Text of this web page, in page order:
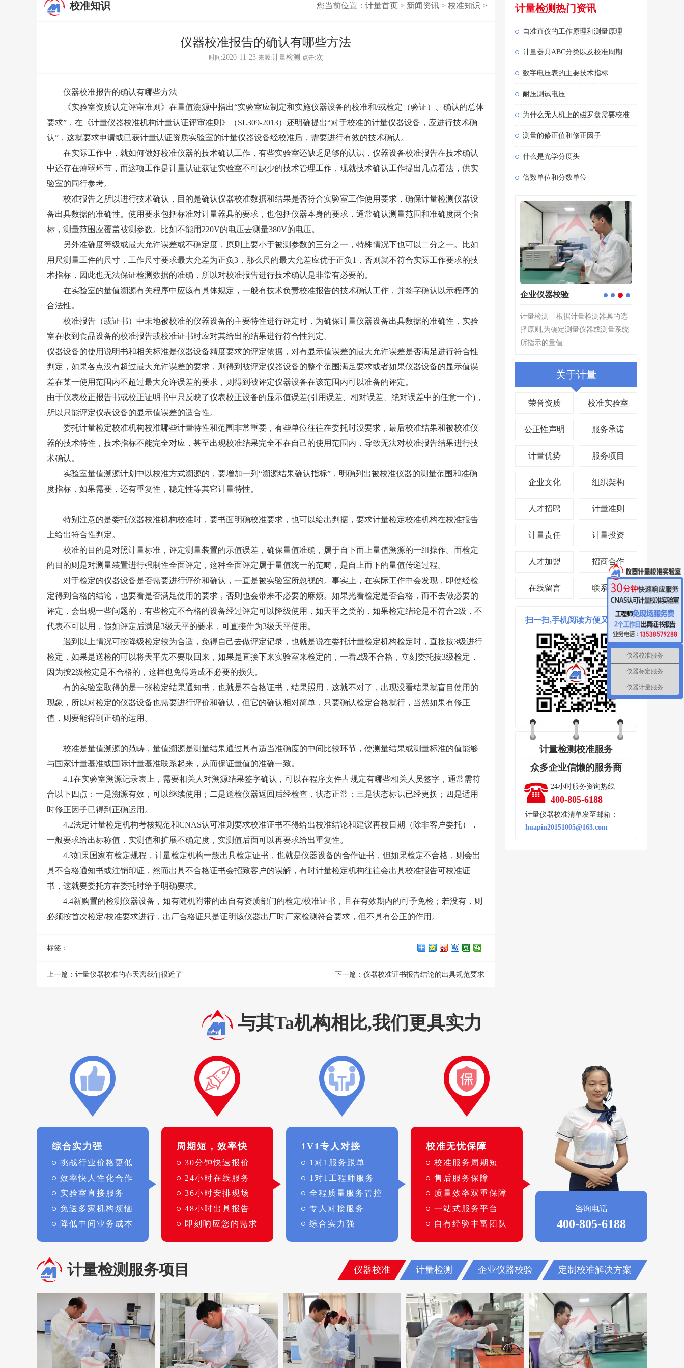
您当前位置： 计量首页 > 新闻资讯 > 校准知识 >
校准知识
仪器校准报告的确认有哪些方法
时间:2020-11-23 来源:计量检测 点击:次
仪器校准报告的确认有哪些方法
《实验室资质认定评审准则》在量值溯源中指出“实验室应制定和实施仪器设备的校准和/或检定（验证）、确认的总体
要求”，在《计量仪器校准机构计量认证评审准则》（SL309-2013）还明确提出“对于校准的计量仪器设备，应进行技术确
认”，这就要求申请或已获计量认证资质实验室的计量仪器设备经校准后，需要进行有效的技术确认。
在实际工作中，就如何做好校准仪器的技术确认工作，有些实验室还缺乏足够的认识，仪器设备校准报告在技术确认
中还存在薄弱环节，而这项工作是计量认证获证实验室不可缺少的技术管理工作，现就技术确认工作提出几点看法，供实
验室的同行参考。
校准报告之所以进行技术确认，目的是确认仪器校准数据和结果是否符合实验室工作使用要求，确保计量检测仪器设
备出具数据的准确性。使用要求包括标准对计量器具的要求，也包括仪器本身的要求，通常确认测量范围和准确度两个指
标，测量范围应覆盖被测参数。比如不能用220V的电压去测量380V的电压。
另外准确度等级或最大允许误差或不确定度，原则上要小于被测参数的三分之一，特殊情况下也可以二分之一。比如
用尺测量工件的尺寸，工作尺寸要求最大允差为正负3，那么尺的最大允差应优于正负1，否则就不符合实际工作要求的技
术指标，因此也无法保证检测数据的准确，所以对校准报告进行技术确认是非常有必要的。
在实验室的量值溯源有关程序中应该有具体规定，一般有技术负责校准报告的技术确认工作，并签字确认以示程序的
合法性。
校准报告（或证书）中未地被校准的仪器设备的主要特性进行评定时，为确保计量仪器设备出具数据的准确性，实验
室在收到食品设备的校准报告或校准证书时应对其给出的结果进行符合性判定。
仪器设备的使用说明书和相关标准是仪器设备精度要求的评定依据，对有显示值误差的最大允许误差是否满足进行符合性
判定，如果各点没有超过最大允许误差的要求，则得到被评定仪器设备的整个范围满足要求或者如果仪器设备的显示值误
差在某一使用范围内不超过最大允许误差的要求，则得到被评定仪器设备在该范围内可以准备的评定。
由于仪表校正报告书或校正证明书中只反映了仪表校正设备的显示值误差(引用误差、相对误差、绝对误差中的任意一个)，
所以只能评定仪表设备的显示值误差的适合性。
委托计量检定校准机构校准哪些计量特性和范围非常重要，有些单位往往在委托时没要求，最后校准结果和被校准仪
器的技术特性，技术指标不能完全对应，甚至出现校准结果完全不在自己的使用范围内，导致无法对校准报告结果进行技
术确认。
实验室量值溯源计划中以校准方式溯源的，要增加一列“溯源结果确认指标”，明确列出被校准仪器的测量范围和准确
度指标，如果需要，还有重复性，稳定性等其它计量特性。
特别注意的是委托仪器校准机构校准时，要书面明确校准要求，也可以给出判据，要求计量检定校准机构在校准报告
上给出符合性判定。
校准的目的是对照计量标准，评定测量装置的示值误差，确保量值准确，属于自下而上量值溯源的一组操作。而检定
的目的则是对测量装置进行强制性全面评定，这种全面评定属于量值统一的范畴，是自上而下的量值传递过程。
对于检定的仪器设备是否需要进行评价和确认，一直是被实验室所忽视的。事实上，在实际工作中会发现，即使经检
定得到合格的结论，也要看是否满足使用的要求，否则也会带来不必要的麻烦。如果光看检定是否合格，而不去做必要的
评定，会出现一些问题的，有些检定不合格的设备经过评定可以降级使用，如天平之类的，如果检定结论是不符合2级，不
代表不可以用，假如评定后满足3级天平的要求，可直接作为3级天平使用。
遇到以上情况可按降级检定较为合适，免得自己去做评定记录，也就是说在委托计量检定机构检定时，直接按3级进行
检定，如果是送检的可以将天平先不要取回来，如果是直接下来实验室来检定的，一看2级不合格，立刻委托按3级检定，
因为按2级检定是不合格的，这样也免得造成不必要的损失。
有的实验室取得的是一张检定结果通知书，也就是不合格证书，结果照用，这就不对了，出现没看结果就盲目使用的
现象，所以对检定的仪器设备也需要进行评价和确认，但它的确认相对简单，只要确认检定合格就行，当然如果有修正
值，则要能得到正确的运用。
校准是量值溯源的范畴，量值溯源是测量结果通过具有适当准确度的中间比较环节，使测量结果或测量标准的值能够
与国家计量基准或国际计量基准联系起来，从而保证量值的准确一致。
4.1在实验室溯源记录表上，需要相关人对溯源结果签字确认，可以在程序文件占规定有哪些相关人员签字，通常需符
合以下四点：一是溯源有效，可以继续使用；二是送检仪器返回后经检查，状态正常；三是状态标识已经更换；四是适用
时修正因子已得到正确运用。
4.2法定计量检定机构考核规范和CNAS认可准则要求校准证书不得给出校准结论和建议再校日期（除非客户委托），
一般要求给出标称值，实测值和扩展不确定度，实测值后面可以再要求给出重复性。
4.3如果国家有检定规程，计量检定机构一般出具检定证书，也就是仪器设备的合作证书，但如果检定不合格，则会出
具不合格通知书或注销印证，然而出具不合格证书会招致客户的误解，有时计量检定机构往往会出具校准报告可校准证
书，这就要委托方在委托时给予明确要求。
4.4新购置的检测仪器设备，如有随机附带的出自有资质部门的检定/校准证书，且在有效期内的可予免检；若没有，则
必须按首次检定/校准要求进行，出厂合格证只是证明该仪器出厂时厂家检测符合要求，但不具有公正的作用。
标签：
上一篇： 计量仪器校准的春天离我们很近了 下一篇： 仪器校准证书报告结论的出具规范要求
计量检测热门资讯
自准直仪的工作原理和测量原理
计量器具ABC分类以及校准周期
数字电压表的主要技术指标
耐压测试电压
为什么无人机上的磁罗盘需要校准
测量的修正值和修正因子
什么是光学分度头
倍数单位和分数单位
仪器校准
仪器校准是仪器设备管理中非常重
确保量值准确,其目的在...
计量检测
计量检测---根据计量检测器具的选
所指示的量值...
企业仪器校验
计量检测---根据计量检测器具的选
定制校准解决方案
计量工作能起到提高产业发展水平
的作用。在产业发展中,产品质量是
关键,产品质量检测的过程...
关于计量
荣誉资质 校准实验室
公正性声明 服务承诺
计量优势 服务项目
企业文化 组织架构
人才招聘 计量准则
计量责任 计量投资
人才加盟 招商合作
在线留言 联系我们
扫一扫,手机阅读方便又省时!
计量检测校准服务
众多企业信懒的服务商
24小时服务资询热线
400-805-6188
计量仪器校准清单发至邮箱：
huapin20151005@163.com
与其Ta机构相比,我们更具实力
综合实力强
挑战行业价格更低
效率快人性化合作
实验室直接服务
免送多家机构烦恼
降低中间业务成本
周期短，效率快
30分钟快速报价
24小时在线服务
36小时安排现场
48小时出具报告
即刻响应您的需求
1V1专人对接
1对1服务跟单
1对1工程师服务
全程质量服务管控
专人对接服务
综合实力强
校准无忧保障
校准服务周期短
售后服务保障
质量效率双重保障
一站式服务平台
自有经验丰富团队
咨询电话
400-805-6188
计量检测服务项目 仪器校准 计量检测 企业仪器校验 定制校准解决方案
仪器校准服务
仪器标定服务
仪器计量服务